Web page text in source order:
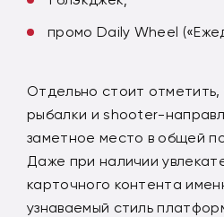
промо Daily Wheel
Отдельно стоит
рыбалки и shooter-
заметное место в общей
Даже при наличии
карточного контента
узнаваемый стиль